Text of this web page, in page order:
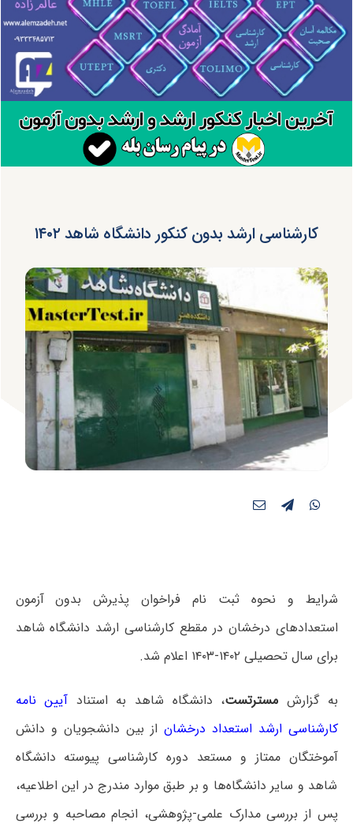
کارشناسی ارشد بدون کنکور دانشگاه شاهد ۱۴۰۲
شرایط و نحوه ثبت نام فراخوان پذیرش بدون آزمون
استعدادهای درخشان در مقطع کارشناسی ارشد دانشگاه شاهد
برای سال تحصیلی ۱۴۰۲-۱۴۰۳ اعلام شد.
به گزارش مسترتست، دانشگاه شاهد به استناد آیین نامه
کارشناسی ارشد استعداد درخشان از بین دانشجویان و دانش
آموختگان ممتاز و مستعد دوره کارشناسی پیوسته دانشگاه
شاهد و سایر دانشگاه‌ها و بر طبق موارد مندرج در این اطلاعیه،
پس از بررسی مدارک علمی-پژوهشی، انجام مصاحبه و بررسی